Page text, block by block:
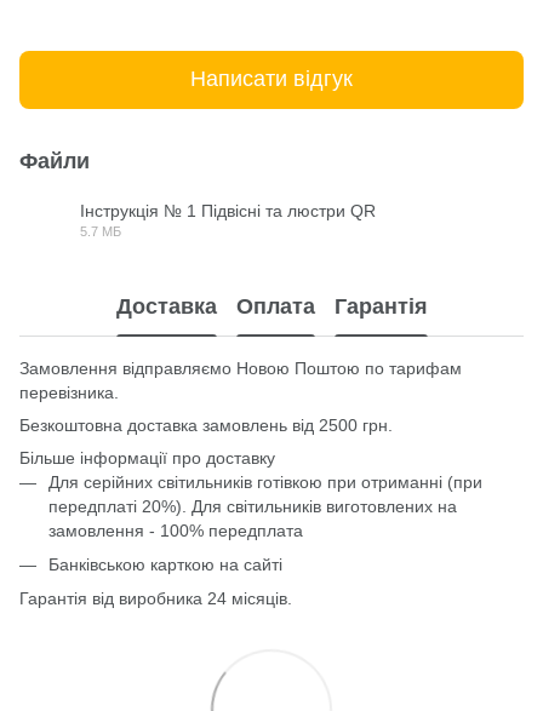
Написати відгук
Файли
Інструкція № 1 Підвісні та люстри QR
5.7 МБ
Доставка Оплата Гарантія
Замовлення відправляємо Новою Поштою по тарифам
перевізника.
Безкоштовна доставка замовлень від 2500 грн.
Більше інформації про доставку
Для серійних світильників готівкою при отриманні (при
передплаті 20%). Для світильників виготовлених на
замовлення - 100% передплата
Банківською карткою на сайті
Гарантія від виробника 24 місяців.